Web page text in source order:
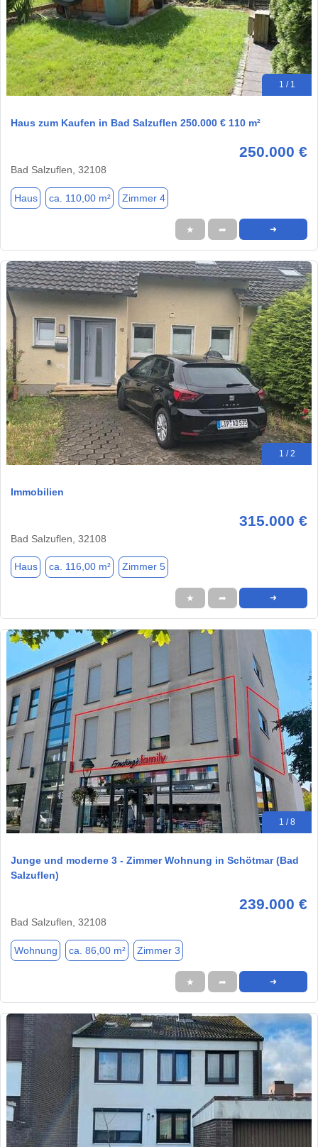
1 / 1
Haus zum Kaufen in Bad Salzuflen 250.000 € 110 m²
250.000 €
Bad Salzuflen, 32108
Haus ca. 110,00 m² Zimmer 4
★ ➦ ➜
1 / 2
Immobilien
315.000 €
Bad Salzuflen, 32108
Haus ca. 116,00 m² Zimmer 5
★ ➦ ➜
1 / 8
Junge und moderne 3 - Zimmer Wohnung in Schötmar (Bad
Salzuflen)
239.000 €
Bad Salzuflen, 32108
Wohnung ca. 86,00 m² Zimmer 3
★ ➦ ➜